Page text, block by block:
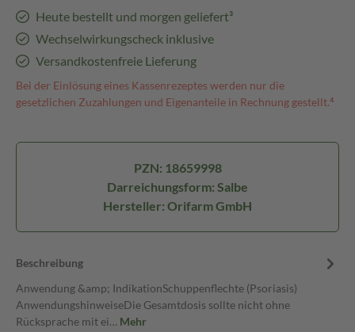
Heute bestellt und morgen geliefert³
Wechselwirkungscheck inklusive
Versandkostenfreie Lieferung
Bei der Einlösung eines Kassenrezeptes werden nur die
gesetzlichen Zuzahlungen und Eigenanteile in Rechnung gestellt.⁴
PZN: 18659998
Darreichungsform: Salbe
Hersteller: Orifarm GmbH
Beschreibung
Anwendung &amp; IndikationSchuppenflechte (Psoriasis)
AnwendungshinweiseDie Gesamtdosis sollte nicht ohne
Rücksprache mit ei… Mehr